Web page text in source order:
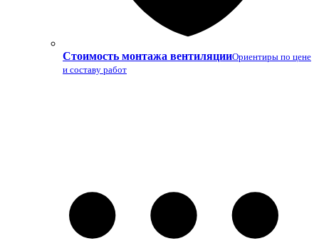
Стоимость монтажа вентиляцииОриентиры по цене
и составу работ